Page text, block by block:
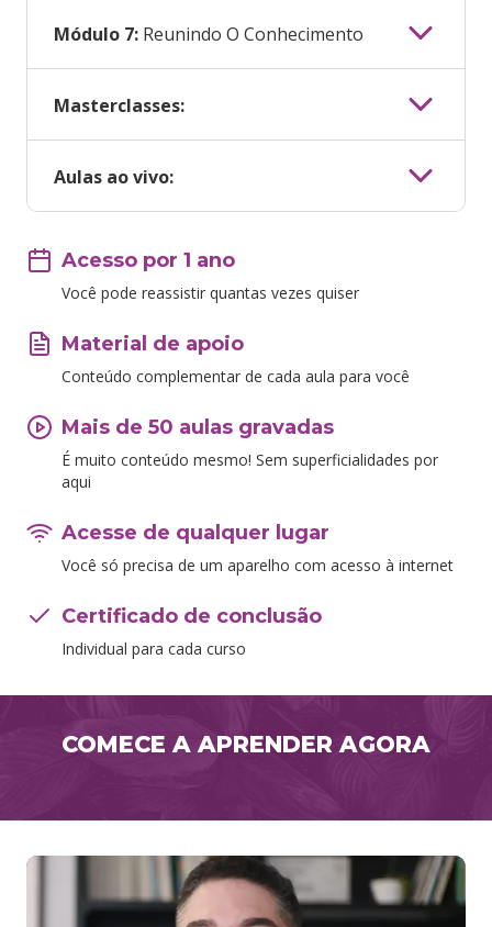
Módulo 7: Reunindo O Conhecimento
Masterclasses:
Aulas ao vivo:
Acesso por 1 ano
Você pode reassistir quantas vezes quiser
Material de apoio
Conteúdo complementar de cada aula para você
Mais de 50 aulas gravadas
É muito conteúdo mesmo! Sem superficialidades por
aqui
Acesse de qualquer lugar
Você só precisa de um aparelho com acesso à internet
Certificado de conclusão
Individual para cada curso
COMECE A APRENDER AGORA